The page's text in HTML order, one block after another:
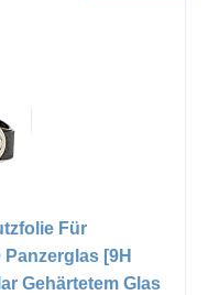
Für
[9H
Gehärtetem Glas